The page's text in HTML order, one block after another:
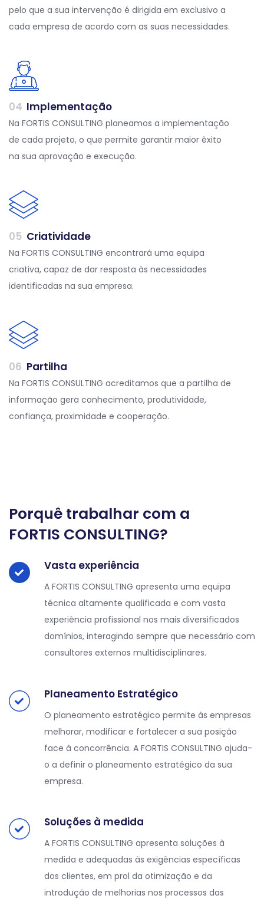
pelo que a sua intervenção é dirigida em exclusivo a
cada empresa de acordo com as suas necessidades.
Implementação
04
Na FORTIS CONSULTING planeamos a implementação
de cada projeto, o que permite garantir maior êxito
na sua aprovação e execução.
Criatividade
05
Na FORTIS CONSULTING encontrará uma equipa
criativa, capaz de dar resposta às necessidades
identificadas na sua empresa.
Partilha
06
Na FORTIS CONSULTING acreditamos que a partilha de
informação gera conhecimento, produtividade,
confiança, proximidade e cooperação.
Porquê trabalhar com a
FORTIS CONSULTING?
Vasta experiência
A FORTIS CONSULTING apresenta uma equipa
técnica altamente qualificada e com vasta
experiência profissional nos mais diversificados
domínios, interagindo sempre que necessário com
consultores externos multidisciplinares.
Planeamento Estratégico
O planeamento estratégico permite às empresas
melhorar, modificar e fortalecer a sua posição
face à concorrência. A FORTIS CONSULTING ajuda-
o a definir o planeamento estratégico da sua
empresa.
Soluções à medida
A FORTIS CONSULTING apresenta soluções à
medida e adequadas às exigências específicas
dos clientes, em prol da otimização e da
introdução de melhorias nos processos das